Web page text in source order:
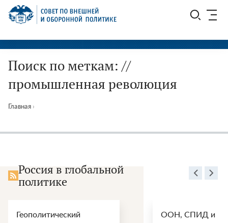
Перейти
СВОП
Поиск по меткам: //
промышленная революция
Главная ›
Россия в глобальной
политике
Геополитический
ООН, СПИД и